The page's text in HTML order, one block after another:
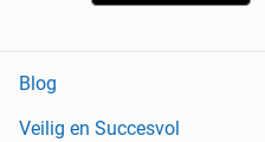
Blog
Veilig en Succesvol